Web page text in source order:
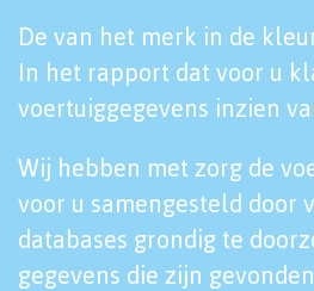
De van het merk in de
In het rapport dat voor u
voertuiggegevens inzien
Wij hebben met zorg de
voor u samengesteld door
databases grondig te
gegevens die zijn